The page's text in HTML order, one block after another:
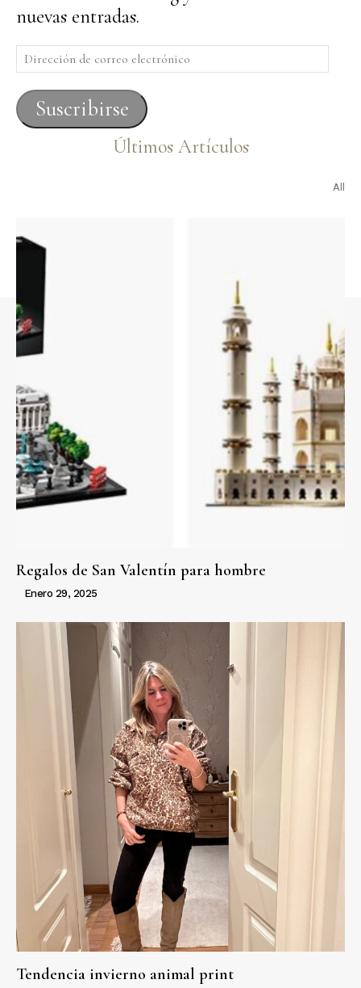
nuevas entradas.
Dirección
de
correo
electrónico
Suscribirse
Últimos Artículos
All
Regalos de San Valentín para hombre
Enero 29, 2025
Tendencia invierno animal print